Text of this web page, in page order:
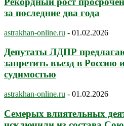
за последние два года
astrakhan-online.ru - 01.02.2026
Депутаты ЛДПР
запретить въезд в Россию
судимостью
astrakhan-online.ru - 01.02.2026
Семерых влиятельных